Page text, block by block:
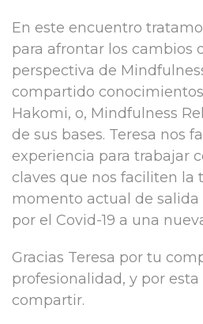
En este encuentro
para afrontar los cambios
perspectiva de
compartido
Hakomi, o, Mindfulness
de sus bases. Teresa nos
experiencia para trabajar
claves que nos faciliten la
momento actual de
por el Covid-19 a una
Gracias Teresa por tu
profesionalidad, y por
compartir.